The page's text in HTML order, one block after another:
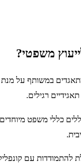
משפטי?
במשותף על
רגילים.
כללי משפט
להתמודדות עם